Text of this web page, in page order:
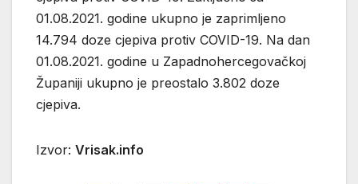
01.08.2021. godine ukupno je zaprimljeno
14.794 doze cjepiva protiv COVID-19. Na dan
01.08.2021. godine u Zapadnohercegovačkoj
Županiji ukupno je preostalo 3.802 doze
cjepiva.
Izvor: Vrisak.info